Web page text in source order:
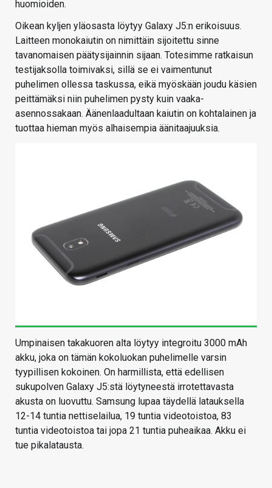
huomioiden.
Oikean kyljen yläosasta löytyy Galaxy J5:n erikoisuus.
Laitteen monokaiutin on nimittäin sijoitettu sinne
tavanomaisen päätysijainnin sijaan. Totesimme ratkaisun
testijaksolla toimivaksi, sillä se ei vaimentunut
puhelimen ollessa taskussa, eikä myöskään joudu käsien
peittämäksi niin puhelimen pysty kuin vaaka-
asennossakaan. Äänenlaadultaan kaiutin on kohtalainen ja
tuottaa hieman myös alhaisempia äänitaajuuksia.
Umpinaisen takakuoren alta löytyy integroitu 3000 mAh
akku, joka on tämän kokoluokan puhelimelle varsin
tyypillisen kokoinen. On harmillista, että edellisen
sukupolven Galaxy J5:stä löytyneestä irrotettavasta
akusta on luovuttu. Samsung lupaa täydellä latauksella
12-14 tuntia nettiselailua, 19 tuntia videotoistoa, 83
tuntia videotoistoa tai jopa 21 tuntia puheaikaa. Akku ei
tue pikalatausta.